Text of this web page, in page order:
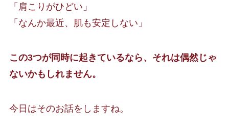
「肩こりがひどい」
「なんか最近、肌も安定しない」
この3つが同時に起きているなら、それは偶然じゃ
ないかもしれません。
今日はそのお話をしますね。